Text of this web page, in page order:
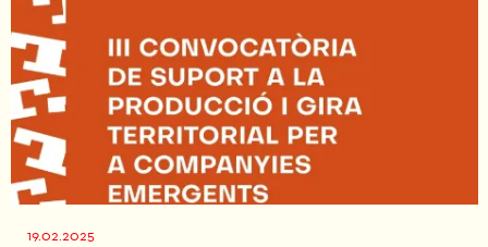
19.02.2025